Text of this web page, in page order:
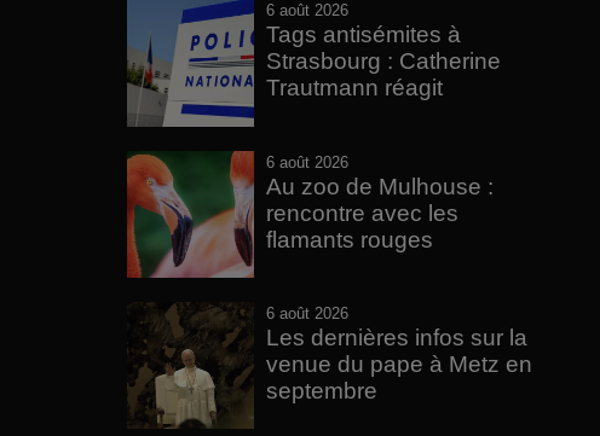
6 août 2026
Tags antisémites à
Strasbourg : Catherine
Trautmann réagit
6 août 2026
Au zoo de Mulhouse :
rencontre avec les
flamants rouges
6 août 2026
Les dernières infos sur la
venue du pape à Metz en
septembre